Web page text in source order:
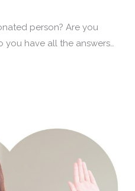
person? Are you
you have all the answers…